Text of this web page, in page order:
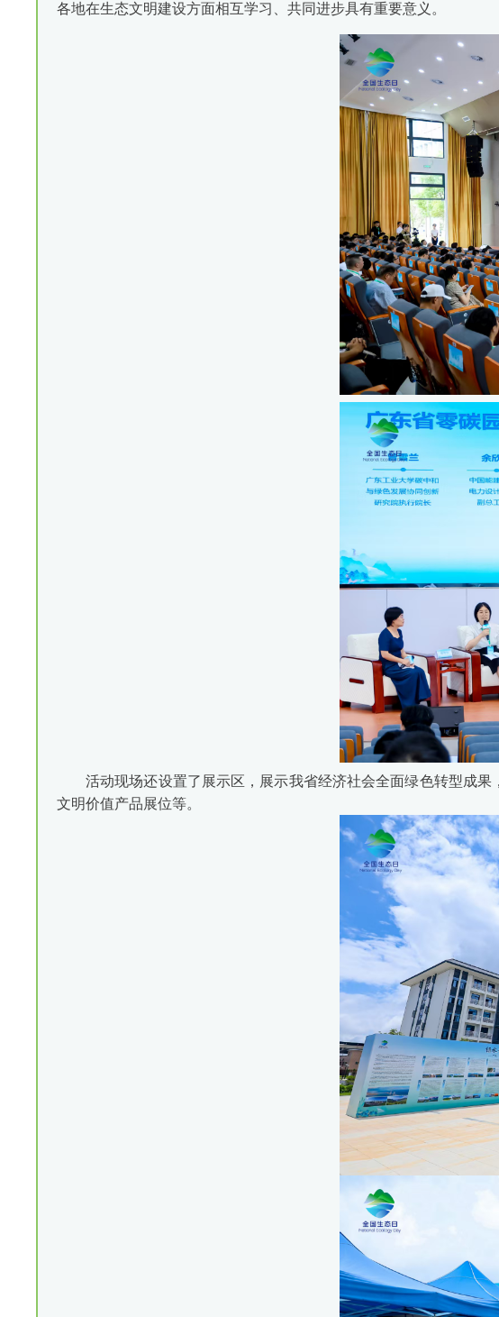
各地在生态文明建设方面相互学习、共同进步具有重要意义。
活动现场还设置了展示区，展示我省经济社会全面绿色转型成
文明价值产品展位等。